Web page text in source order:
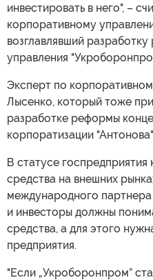
инвестировать в него", –
корпоративному
возглавлявший
управления
Эксперт по
Лысенко, который тоже
разработке реформы
корпоратизации
В статусе госпредприятия
средства на внешних
международного
и инвесторы должны
средства, а для этого
предприятия.
"Если „Укроборонпром”